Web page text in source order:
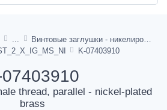
K-07403910
07403910
thread, parallel - nickel-plated
brass